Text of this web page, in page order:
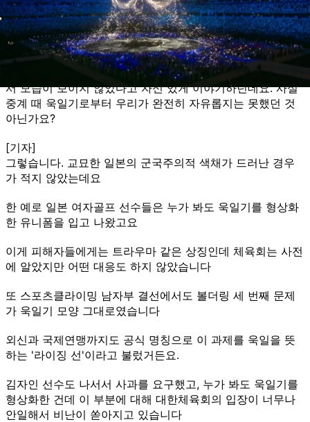
정치인이 문제 삼고 트집 잡은 것도 국민적인 분노를 자아냈
습니다
그런데 어제 이기흥 대한체육회장은 욱일기는 전혀 경기장에
서 모습이 보이지 않았다고 자신 있게 이야기하던데요. 사실
중계 때 욱일기로부터 우리가 완전히 자유롭지는 못했던 것
아닌가요?
[기자]
그렇습니다. 교묘한 일본의 군국주의적 색채가 드러난 경우
가 적지 않았는데요
한 예로 일본 여자골프 선수들은 누가 봐도 욱일기를 형상화
한 유니폼을 입고 나왔고요
이게 피해자들에게는 트라우마 같은 상징인데 체육회는 사전
에 알았지만 어떤 대응도 하지 않았습니다
또 스포츠클라이밍 남자부 결선에서도 볼더링 세 번째 문제
가 욱일기 모양 그대로였습니다
외신과 국제연맹까지도 공식 명칭으로 이 과제를 욱일을 뜻
하는 '라이징 선'이라고 불렀거든요.
김자인 선수도 나서서 사과를 요구했고, 누가 봐도 욱일기를
형상화한 건데 이 부분에 대해 대한체육회의 입장이 너무나
안일해서 비난이 쏟아지고 있습니다